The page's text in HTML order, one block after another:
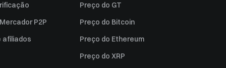
P2P
afiliados
Preço do GT
Preço do Bitcoin
Preço do Ethereum
Preço do XRP